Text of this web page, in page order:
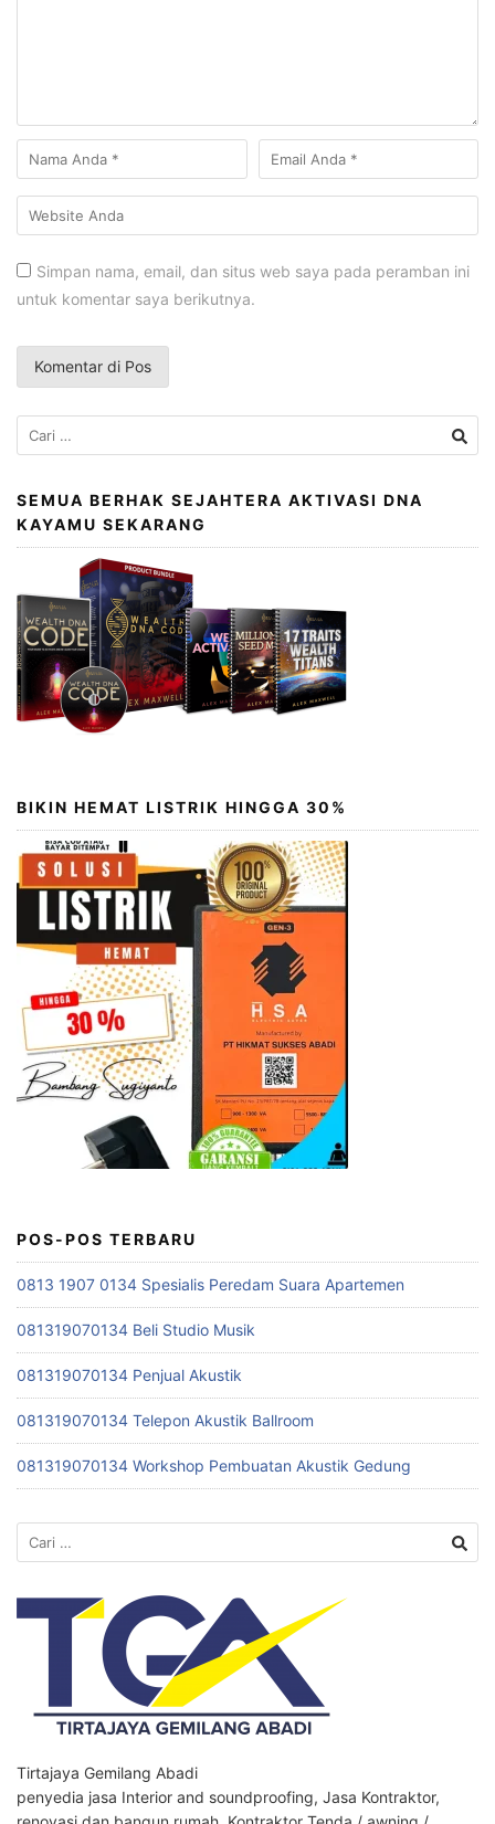
Simpan nama, email, dan situs web saya pada peramban ini
untuk komentar saya berikutnya.
Cari
untuk:
SEMUA BERHAK SEJAHTERA AKTIVASI DNA
KAYAMU SEKARANG
BIKIN HEMAT LISTRIK HINGGA 30%
POS-POS TERBARU
0813 1907 0134 Spesialis Peredam Suara Apartemen
081319070134 Beli Studio Musik
081319070134 Penjual Akustik
081319070134 Telepon Akustik Ballroom
081319070134 Workshop Pembuatan Akustik Gedung
Cari
untuk:
Tirtajaya Gemilang Abadi
penyedia jasa Interior and soundproofing, Jasa Kontraktor,